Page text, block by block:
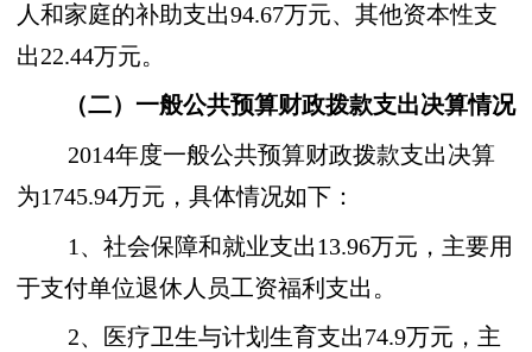
人和家庭的补助支出94.67万元、其他资本性支
出22.44万元。
（二）一般公共预算财政拨款支出决算情况
2014年度一般公共预算财政拨款支出决算
为1745.94万元，具体情况如下：
1、社会保障和就业支出13.96万元，主要用
于支付单位退休人员工资福利支出。
2、医疗卫生与计划生育支出74.9万元，主